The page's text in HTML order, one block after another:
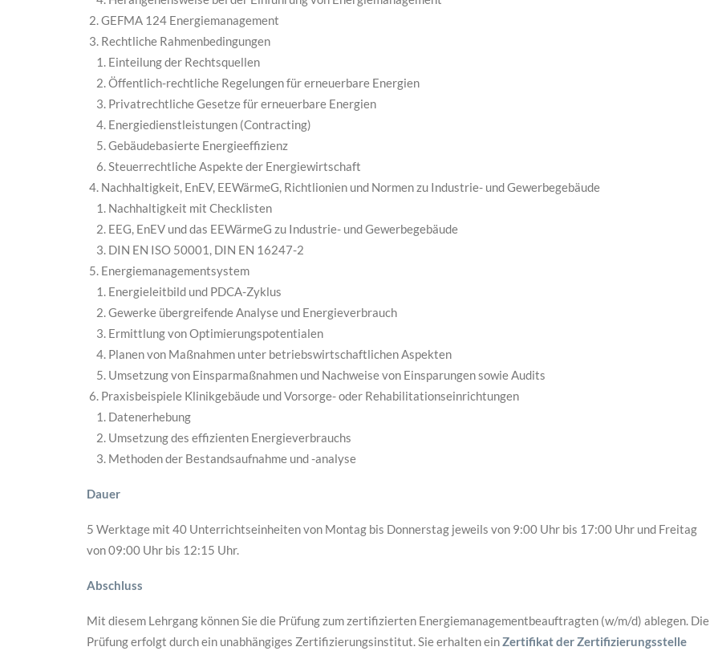
GEFMA 124 Energiemanagement
Rechtliche Rahmenbedingungen
Einteilung der Rechtsquellen
Öffentlich-rechtliche Regelungen für erneuerbare Energien
Privatrechtliche Gesetze für erneuerbare Energien
Energiedienstleistungen (Contracting)
Gebäudebasierte Energieeffizienz
Steuerrechtliche Aspekte der Energiewirtschaft
Nachhaltigkeit, EnEV, EEWärmeG, Richtlionien und Normen zu Industrie- und Gewerbegebäude
Nachhaltigkeit mit Checklisten
EEG, EnEV und das EEWärmeG zu Industrie- und Gewerbegebäude
DIN EN ISO 50001, DIN EN 16247-2
Energiemanagementsystem
Energieleitbild und PDCA-Zyklus
Gewerke übergreifende Analyse und Energieverbrauch
Ermittlung von Optimierungspotentialen
Planen von Maßnahmen unter betriebswirtschaftlichen Aspekten
Umsetzung von Einsparmaßnahmen und Nachweise von Einsparungen sowie Audits
Praxisbeispiele Klinikgebäude und Vorsorge- oder Rehabilitationseinrichtungen
Datenerhebung
Umsetzung des effizienten Energieverbrauchs
Methoden der Bestandsaufnahme und -analyse
Dauer
5 Werktage mit 40 Unterrichtseinheiten von Montag bis Donnerstag jeweils von 9:00 Uhr bis 17:00 Uhr und Freitag
von 09:00 Uhr bis 12:15 Uhr.
Abschluss
Mit diesem Lehrgang können Sie die Prüfung zum zertifizierten Energiemanagementbeauftragten (w/m/d) ablegen. Die
Prüfung erfolgt durch ein unabhängiges Zertifizierungsinstitut. Sie erhalten einZertifikat der Zertifizierungsstelle